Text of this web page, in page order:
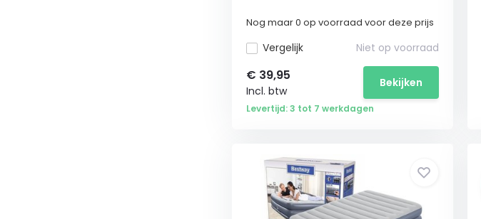
Nog maar 0 op voorraad voor deze prijs
Vergelijk Niet op voorraad
€ 39,95
Incl. btw
Bekijken
Levertijd: 3 tot 7 werkdagen